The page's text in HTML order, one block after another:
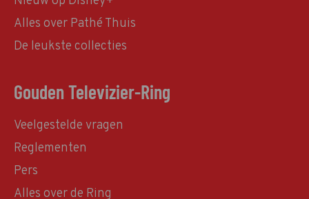
Alles over Pathé Thuis
De leukste collecties
Gouden Televizier-Ring
Veelgestelde vragen
Reglementen
Pers
Alles over de Ring